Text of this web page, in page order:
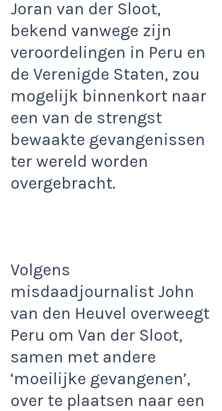
Joran van der Sloot,
bekend vanwege zijn
veroordelingen in Peru en
de Verenigde Staten, zou
mogelijk binnenkort naar
een van de strengst
bewaakte gevangenissen
ter wereld worden
overgebracht.
Volgens
misdaadjournalist John
van den Heuvel overweegt
Peru om Van der Sloot,
samen met andere
‘moeilijke gevangenen’,
over te plaatsen naar een